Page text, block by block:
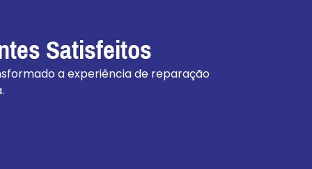
Satisfeitos
a experiência de reparação